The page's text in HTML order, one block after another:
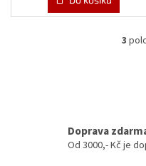
3
Doprava
Od 3000,- Kč je